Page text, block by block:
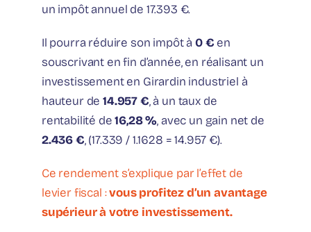
un impôt annuel de 17.393 €.
Il pourra réduire son impôt à0 € en
souscrivant en fin d’année, en réalisant un
investissement en Girardin industriel à
hauteur de14.957 €, à un taux de
rentabilité de16,28 %, avec un gain net de
2.436 €, (17.339 / 1.1628 = 14.957 €).
Ce rendement s’explique par l’effet de
levier fiscal :vous profitez d’un avantage
supérieur à votre investissement.